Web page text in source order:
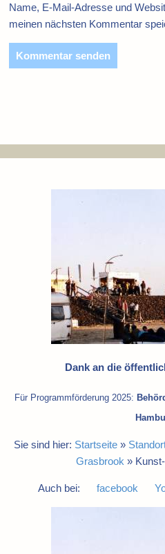
Name, E-Mail-Adresse und
meinen nächsten Kommentar
Dank an die
Für Programmförderung 2025:
Sie sind hier: Startseite»
Grasbrook »
Auch bei: facebook